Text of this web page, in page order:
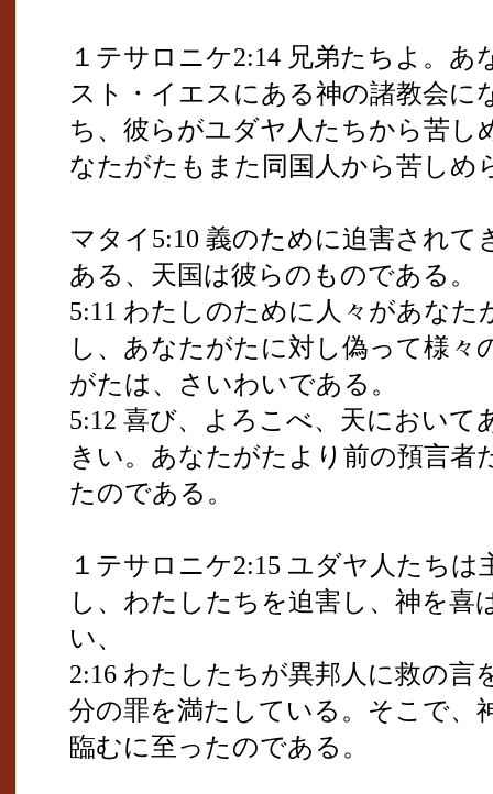
１テサロニケ2:14 兄弟たちよ。
スト・イエスにある神の諸教会に
ち、彼らがユダヤ人たちから苦し
なたがたもまた同国人から苦しめ
マタイ5:10 義のために迫害され
ある、天国は彼らのものである。
5:11 わたしのために人々があな
し、あなたがたに対し偽って様々
がたは、さいわいである。
5:12 喜び、よろこべ、天におい
きい。あなたがたより前の預言者
たのである。
１テサロニケ2:15 ユダヤ人たち
し、わたしたちを迫害し、神を喜
い、
2:16 わたしたちが異邦人に救の言
分の罪を満たしている。そこで、
臨むに至ったのである。